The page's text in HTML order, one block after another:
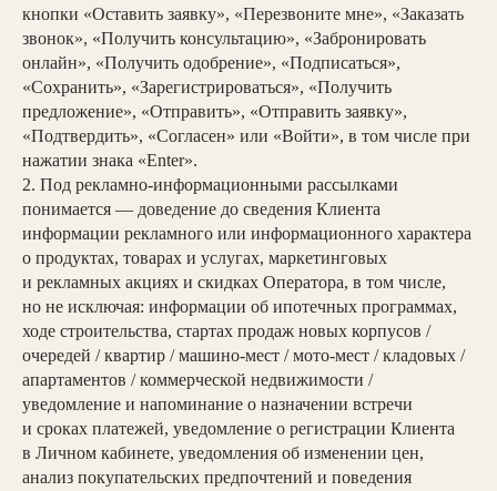
кнопки «Оставить заявку», «Перезвоните мне», «Заказать
звонок», «Получить консультацию», «Забронировать
онлайн», «Получить одобрение», «Подписаться»,
«Сохранить», «Зарегистрироваться», «Получить
предложение», «Отправить», «Отправить заявку»,
«Подтвердить», «Согласен» или «Войти», в том числе при
нажатии знака «Enter».
2. Под рекламно-информационными рассылками
понимается — доведение до сведения Клиента
информации рекламного или информационного характера
о продуктах, товарах и услугах, маркетинговых
и рекламных акциях и скидках Оператора, в том числе,
но не исключая: информации об ипотечных программах,
ходе строительства, стартах продаж новых корпусов /
очередей / квартир / машино-мест / мото-мест / кладовых /
апартаментов / коммерческой недвижимости /
уведомление и напоминание о назначении встречи
и сроках платежей, уведомление о регистрации Клиента
в Личном кабинете, уведомления об изменении цен,
анализ покупательских предпочтений и поведения